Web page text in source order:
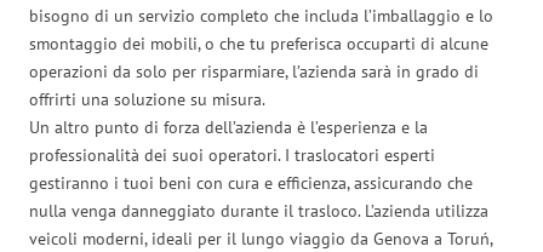
bisogno di un servizio completo che includa l’imballaggio e lo
smontaggio dei mobili, o che tu preferisca occuparti di alcune
operazioni da solo per risparmiare, l’azienda sarà in grado di
offrirti una soluzione su misura.
Un altro punto di forza dell’azienda è l’esperienza e la
professionalità dei suoi operatori. I traslocatori esperti
gestiranno i tuoi beni con cura e efficienza, assicurando che
nulla venga danneggiato durante il trasloco. L’azienda utilizza
veicoli moderni, ideali per il lungo viaggio da Genova a Toruń,